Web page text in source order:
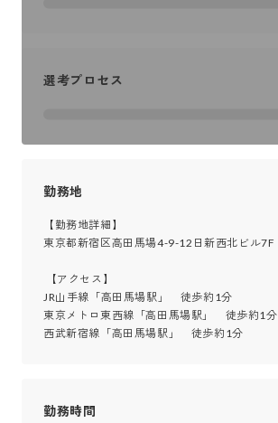
選考プロセス
勤務地
【勤務地詳細】
東京都新宿区高田馬場4-9-12日新西北ビル7F
JR山手線「高田馬場駅」　徒歩約1分
東京メトロ東西線「高田馬場駅」　徒歩約1分
西武新宿線「高田馬場駅」　徒歩約1分
勤務時間